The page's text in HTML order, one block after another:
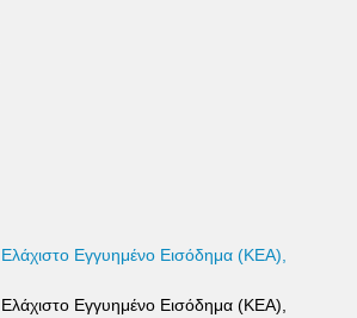
Εγγυημένο Εισόδημα (ΚΕΑ),
Εγγυημένο Εισόδημα (ΚΕΑ),